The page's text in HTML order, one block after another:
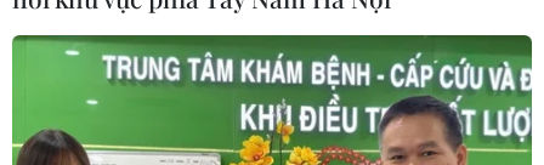
Giá vàng trong nước tiếp tục tăng,
SJC lên ngưỡng 143,3 triệu đồng mỗi
06/08/2026 02:12